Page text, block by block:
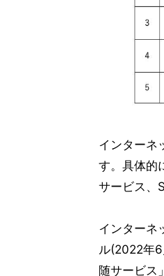
インターネ
す。具体的
サービス、
インターネ
ル(2022年6
随サービス